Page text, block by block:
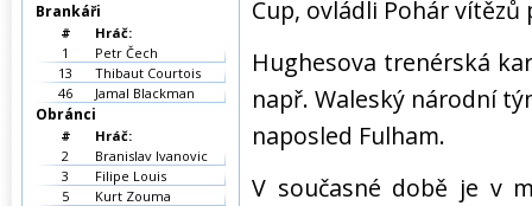
Cup, ovládli Pohár
Hughesova trenérská
např. Waleský národní
naposled Fulham.
V současné době je v
Brankáři
#
Hráč:
1
Petr Čech
13
Thibaut Courtois
46
Jamal Blackman
Obránci
#
Hráč:
2
Branislav Ivanovic
3
Filipe Louis
5
Kurt Zouma